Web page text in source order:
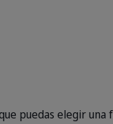
puedas elegir una